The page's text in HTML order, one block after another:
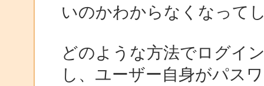
いのかわからなくなって
どのような方法でログイ
し、ユーザー自身がパス